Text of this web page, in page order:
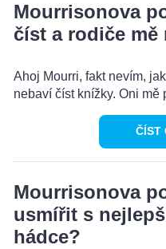
Mourrisonova
číst a rodiče
Ahoj Mourri, fakt nevím,
nebaví číst knížky. Oni mě
ČÍST
Mourrisonova
usmířit s
hádce?